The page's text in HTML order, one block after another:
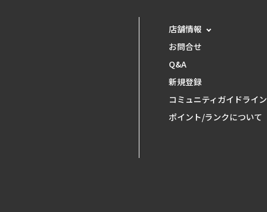
店舗情報
お問合せ
Q&A
新規登録
コミュニティガイドライン
ポイント/ランクについて